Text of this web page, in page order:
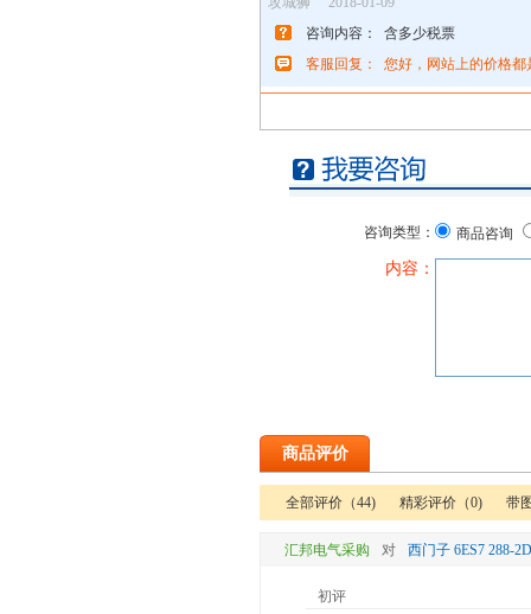
咨询内容：
含多少税票
客服回复：
您好，网站上的价格
咨询类型： 商品咨询
内容：
商品评价
全部评价（44) 精彩评价（0) 带
汇邦电气采购 对 西门子 6ES7 288-
初评